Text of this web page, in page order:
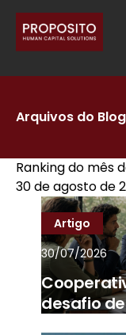
Arquivos do Blog
Ranking do mês
30 de agosto de
Artigo
30/07/2026
desafio